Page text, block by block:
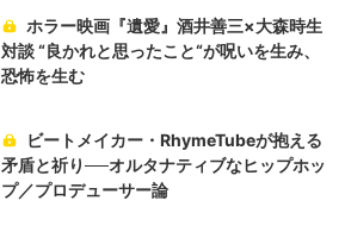
ホラー映画『遺愛』酒井善三×大森時生
対談 “良かれと思ったこと“が呪いを生み、
恐怖を生む
ビートメイカー・RhymeTubeが抱える
矛盾と祈り──オルタナティブなヒップホッ
プ／プロデューサー論